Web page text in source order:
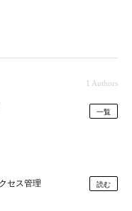
1 Authors
一覧
セス管理 読む